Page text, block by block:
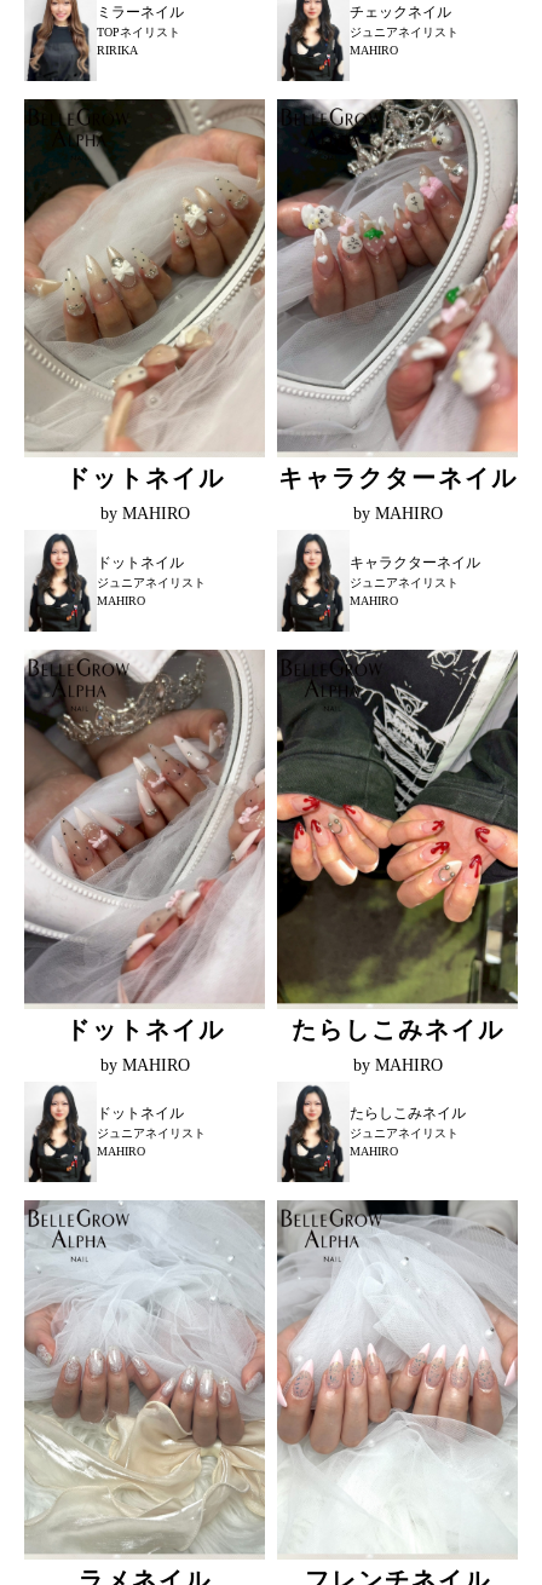
ミラーネイル
TOPネイリスト
RIRIKA
チェックネイル
ジュニアネイリスト
MAHIRO
ドットネイル
by MAHIRO
ドットネイル
ジュニアネイリスト
MAHIRO
キャラクターネイル
by MAHIRO
キャラクターネイル
ジュニアネイリスト
MAHIRO
ドットネイル
by MAHIRO
ドットネイル
ジュニアネイリスト
MAHIRO
たらしこみネイル
by MAHIRO
たらしこみネイル
ジュニアネイリスト
MAHIRO